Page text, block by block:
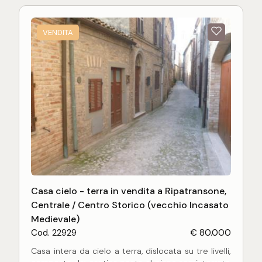
legno rinnovati, impiantistica funzionante ma da
riammodernare, ed in generale con finiture tipiche
dell'epoca costruttiva. L'immobile si si presenta
quindi nelle condizioni di essere ristrutturata in
particolar modo nel tetto.
La residenza in oggetto risulta essere libera su
tutti i lati, quindi completamente aurtonoma ed
indipendente, senza aderenze con altri fabbricati.
Localizzata in posizione molto panoramica nel
borgo storico del paese.
VENDITA
Casa cielo - terra in vendita a Ripatransone,
Centrale / Centro Storico (vecchio Incasato
Medievale)
Cod. 22929 € 80.000
Casa intera da cielo a terra, dislocata su tre livelli,